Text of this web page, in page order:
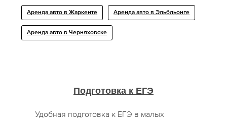
Аренда авто в Жаркенте Аренда авто в Эльбльонге
Аренда авто в Черняховске
Подготовка к ЕГЭ
Удобная подготовка к ЕГЭ в малых